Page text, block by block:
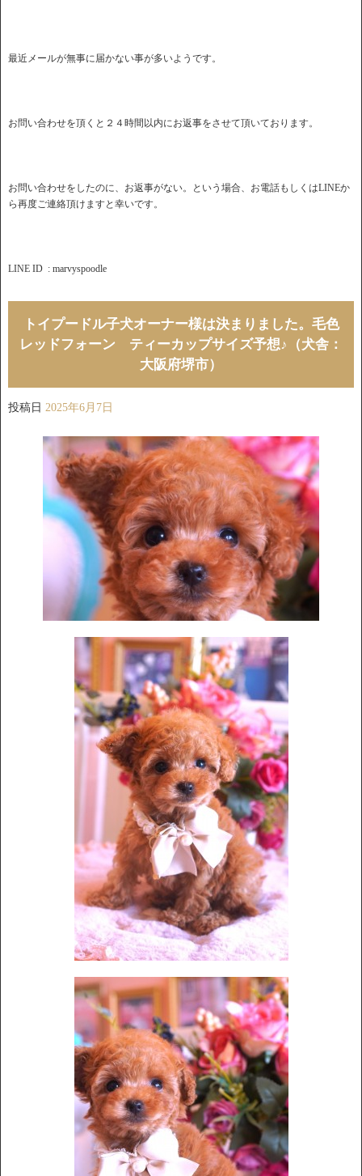
最近メールが無事に届かない事が多いようです。
お問い合わせを頂くと２４時間以内にお返事をさせて頂いております。
お問い合わせをしたのに、お返事がない。という場合、お電話もしくはLINEか
ら再度ご連絡頂けますと幸いです。
LINE ID : marvyspoodle
トイプードル子犬オーナー様は決まりました。毛色
レッドフォーン ティーカップサイズ予想♪（犬舎：
大阪府堺市）
投稿日 2025年6月7日